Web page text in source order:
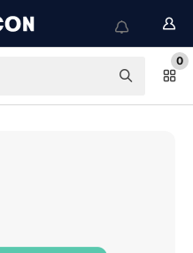
0